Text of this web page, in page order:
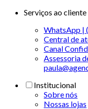
Serviços ao cliente
WhatsApp |
Central de
Canal
Assessoria
Institucional
Sobre nós
Nossas lojas